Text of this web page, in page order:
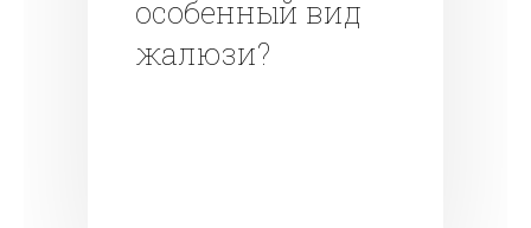
особенный вид
жалюзи?